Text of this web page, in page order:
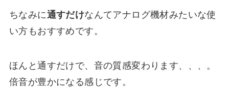
ちなみに通すだけなんてアナログ機材みたいな使
い方もおすすめです。
ほんと通すだけで、音の質感変わります、、、。
倍音が豊かになる感じです。